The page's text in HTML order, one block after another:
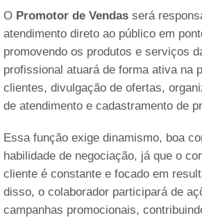
O Promotor de Vendas será
atendimento direto ao público em
promovendo os produtos e serviços
profissional atuará de forma ativa na
clientes, divulgação de ofertas,
de atendimento e cadastramento de
Essa função exige dinamismo, boa
habilidade de negociação, já que o
cliente é constante e focado em
disso, o colaborador participará de
campanhas promocionais,